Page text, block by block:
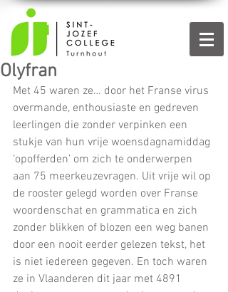
Olyfran
Met 45 waren ze… door het Franse virus
overmande, enthousiaste en gedreven
leerlingen die zonder verpinken een
stukje van hun vrije woensdagnamiddag
‘opofferden’ om zich te onderwerpen
aan 75 meerkeuzevragen. Uit vrije wil op
de rooster gelegd worden over Franse
woordenschat en grammatica en zich
zonder blikken of blozen een weg banen
door een nooit eerder gelezen tekst, het
is niet iedereen gegeven. En toch waren
ze in Vlaanderen dit jaar met 4891